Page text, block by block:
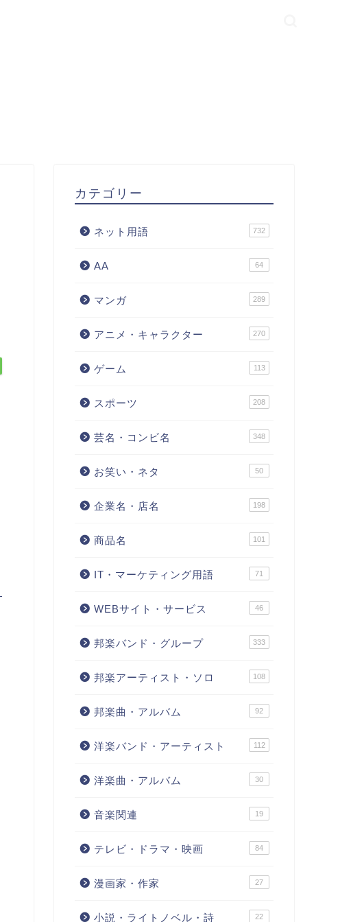
カテゴリー
ネット用語 732
AA 64
マンガ 289
アニメ・キャラクター 270
ゲーム 113
スポーツ 208
芸名・コンビ名 348
お笑い・ネタ 50
企業名・店名 198
商品名 101
IT・マーケティング用語 71
WEBサイト・サービス 46
邦楽バンド・グループ 333
邦楽アーティスト・ソロ 108
邦楽曲・アルバム 92
洋楽バンド・アーティスト 112
洋楽曲・アルバム 30
音楽関連 19
テレビ・ドラマ・映画 84
漫画家・作家 27
小説・ライトノベル・詩 22